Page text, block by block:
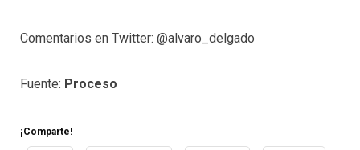
Comentarios en Twitter: @alvaro_delgado
Fuente: Proceso
¡Comparte!